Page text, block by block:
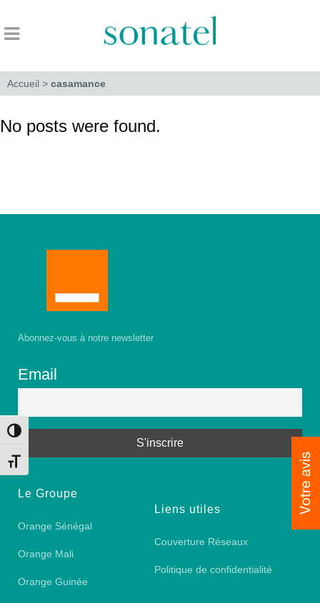
Toggle High Contrast
Toggle Font size
Accueil > casamance
No posts were found.
Abonnez-vous à notre newsletter
Email
Le Groupe
Orange Sénégal
Orange Mali
Orange Guinée
Liens utiles
Couverture Réseaux
Politique de confidentialité